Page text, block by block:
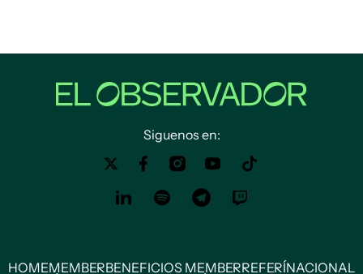
Siguenos en:
HOMEMEMBERBENEFICIOS MEMBERREFERÍNACIONAL